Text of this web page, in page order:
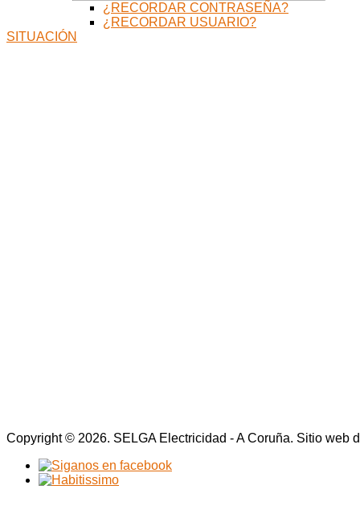
¿RECORDAR CONTRASEÑA?
¿RECORDAR USUARIO?
SITUACIÓN
Copyright © 2026. SELGA Electricidad - A Coruña. Sitio web